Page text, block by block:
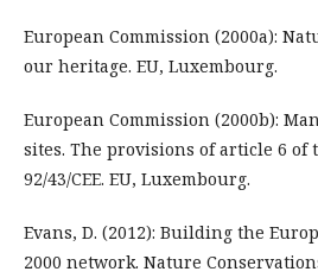
European Commission (2000a):
our heritage. EU, Luxembourg.
European Commission (2000b):
sites. The provisions of article 6 of
92/43/CEE. EU, Luxembourg.
Evans, D. (2012): Building the
2000 network. Nature